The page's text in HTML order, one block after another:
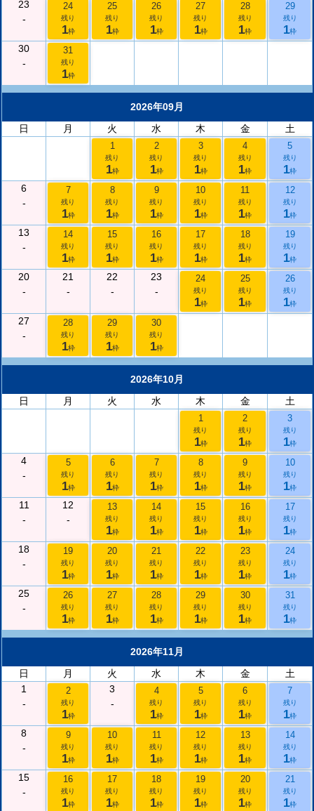
23
-
24
残り
1枠
25
残り
1枠
26
残り
1枠
27
残り
1枠
28
残り
1枠
29
残り
1枠
30
-
31
残り
1枠
2026年09月
日
月 火 水 木 金 土
1
残り
1枠
2
残り
1枠
3
残り
1枠
4
残り
1枠
5
残り
1枠
6
-
7
残り
1枠
8
残り
1枠
9
残り
1枠
10
残り
1枠
11
残り
1枠
12
残り
1枠
13
-
14
残り
1枠
15
残り
1枠
16
残り
1枠
17
残り
1枠
18
残り
1枠
19
残り
1枠
20
-
21
-
22
-
23
-
24
残り
1枠
25
残り
1枠
26
残り
1枠
27
-
28
残り
1枠
29
残り
1枠
30
残り
1枠
2026年10月
日
月 火 水 木 金 土
1
残り
1枠
2
残り
1枠
3
残り
1枠
4
-
5
残り
1枠
6
残り
1枠
7
残り
1枠
8
残り
1枠
9
残り
1枠
10
残り
1枠
11
-
12
-
13
残り
1枠
14
残り
1枠
15
残り
1枠
16
残り
1枠
17
残り
1枠
18
-
19
残り
1枠
20
残り
1枠
21
残り
1枠
22
残り
1枠
23
残り
1枠
24
残り
1枠
25
-
26
残り
1枠
27
残り
1枠
28
残り
1枠
29
残り
1枠
30
残り
1枠
31
残り
1枠
2026年11月
日
月 火 水 木 金
土
1
-
2
残り
1枠
3
-
4
残り
1枠
5
残り
1枠
6
残り
1枠
7
残り
1枠
8
-
9
残り
1枠
10
残り
1枠
11
残り
1枠
12
残り
1枠
13
残り
1枠
14
残り
1枠
15
-
16
残り
1枠
17
残り
1枠
18
残り
1枠
19
残り
1枠
20
残り
1枠
21
残り
1枠